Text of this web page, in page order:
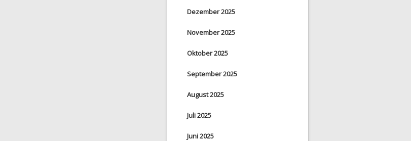
Dezember 2025
November 2025
Oktober 2025
September 2025
August 2025
Juli 2025
Juni 2025